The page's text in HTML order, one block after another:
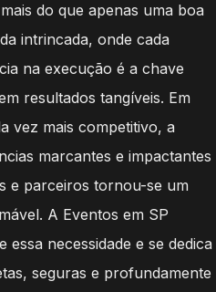
do que apenas uma boa
intrincada, onde cada
na execução é a chave
resultados tangíveis. Em
vez mais competitivo, a
marcantes e impactantes
e parceiros tornou-se um
A Eventos em SP
necessidade e se dedica
seguras e profundamente